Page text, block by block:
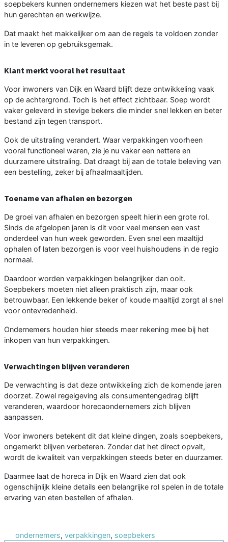
soepbekers kunnen ondernemers kiezen wat het beste past bij
hun gerechten en werkwijze.
Dat maakt het makkelijker om aan de regels te voldoen zonder
in te leveren op gebruiksgemak.
Klant merkt vooral het resultaat
Voor inwoners van Dijk en Waard blijft deze ontwikkeling vaak
op de achtergrond. Toch is het effect zichtbaar. Soep wordt
vaker geleverd in stevige bekers die minder snel lekken en beter
bestand zijn tegen transport.
Ook de uitstraling verandert. Waar verpakkingen voorheen
vooral functioneel waren, zie je nu vaker een nettere en
duurzamere uitstraling. Dat draagt bij aan de totale beleving van
een bestelling, zeker bij afhaalmaaltijden.
Toename van afhalen en bezorgen
De groei van afhalen en bezorgen speelt hierin een grote rol.
Sinds de afgelopen jaren is dit voor veel mensen een vast
onderdeel van hun week geworden. Even snel een maaltijd
ophalen of laten bezorgen is voor veel huishoudens in de regio
normaal.
Daardoor worden verpakkingen belangrijker dan ooit.
Soepbekers moeten niet alleen praktisch zijn, maar ook
betrouwbaar. Een lekkende beker of koude maaltijd zorgt al snel
voor ontevredenheid.
Ondernemers houden hier steeds meer rekening mee bij het
inkopen van hun verpakkingen.
Verwachtingen blijven veranderen
De verwachting is dat deze ontwikkeling zich de komende jaren
doorzet. Zowel regelgeving als consumentengedrag blijft
veranderen, waardoor horecaondernemers zich blijven
aanpassen.
Voor inwoners betekent dit dat kleine dingen, zoals soepbekers,
ongemerkt blijven verbeteren. Zonder dat het direct opvalt,
wordt de kwaliteit van verpakkingen steeds beter en duurzamer.
Daarmee laat de horeca in Dijk en Waard zien dat ook
ogenschijnlijk kleine details een belangrijke rol spelen in de totale
ervaring van eten bestellen of afhalen.
ondernemers, verpakkingen, soepbekers